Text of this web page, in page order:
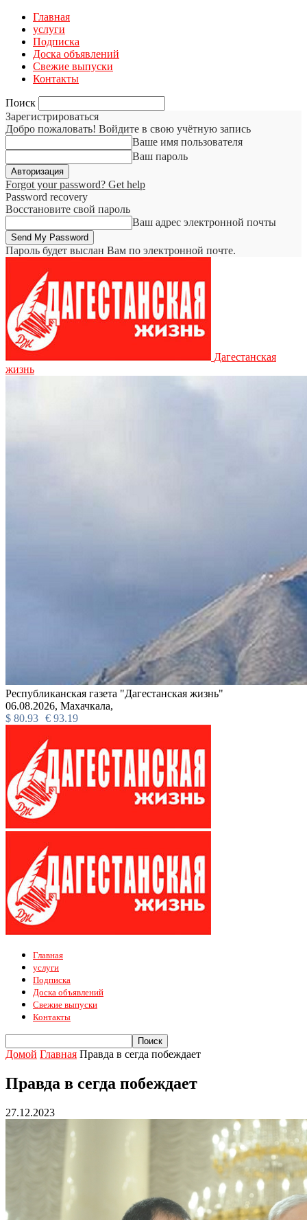
Главная
услуги
Подписка
Доска объявлений
Свежие выпуски
Контакты
Поиск
Зарегистрироваться
Добро пожаловать! Войдите в свою учётную запись
Ваше имя пользователя
Ваш пароль
Forgot your password? Get help
Password recovery
Восстановите свой пароль
Ваш адрес электронной почты
Пароль будет выслан Вам по электронной почте.
Дагестанская
жизнь
Республиканская газета "Дагестанская жизнь"
06.08.2026, Махачкала,
$ 80.93 € 93.19
Главная
услуги
Подписка
Доска объявлений
Свежие выпуски
Контакты
Домой Главная Правда в сегда побеждает
Правда в сегда побеждает
27.12.2023